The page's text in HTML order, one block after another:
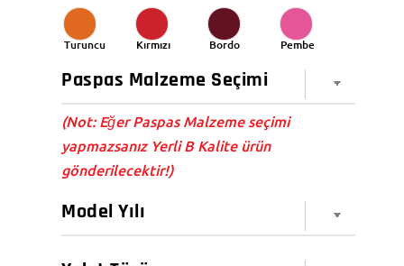
Turuncu Kırmızı Bordo Pembe
(Not: Eğer Paspas Malzeme seçimi
yapmazsanız Yerli B Kalite ürün
gönderilecektir!)